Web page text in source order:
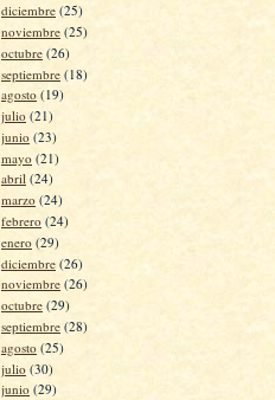
diciembre (25)
noviembre (25)
octubre (26)
septiembre (18)
agosto (19)
julio (21)
junio (23)
mayo (21)
abril (24)
marzo (24)
febrero (24)
enero (29)
diciembre (26)
noviembre (26)
octubre (29)
septiembre (28)
agosto (25)
julio (30)
junio (29)